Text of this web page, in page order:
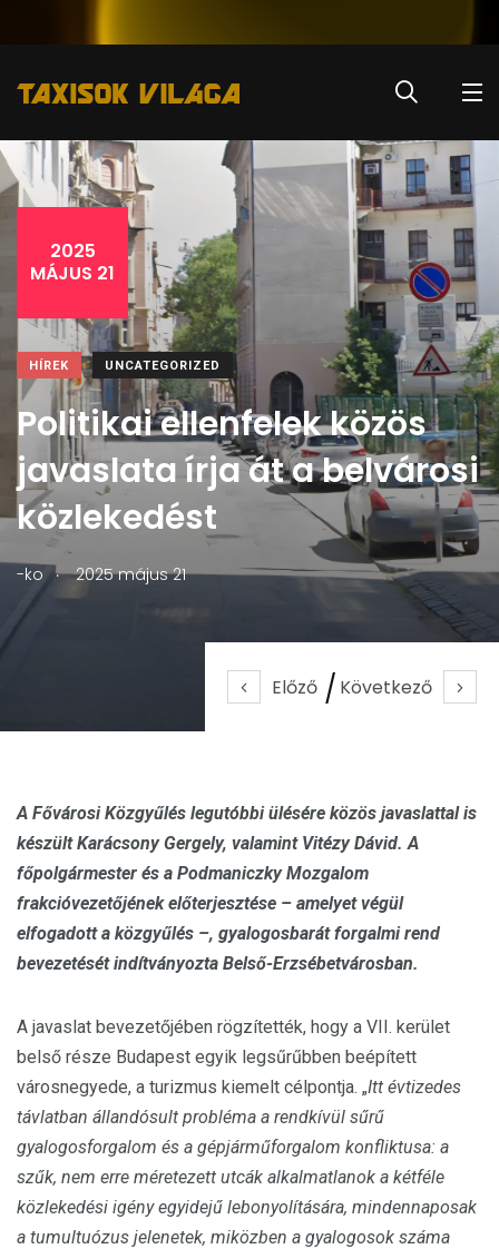
Előző Következő
2025
MÁJUS 21
HÍREK UNCATEGORIZED
Politikai ellenfelek közös
javaslata írja át a belvárosi
közlekedést
-ko . 2025 május 21
A Fővárosi Közgyűlés legutóbbi ülésére közös javaslattal is
készült Karácsony Gergely, valamint Vitézy Dávid. A
főpolgármester és a Podmaniczky Mozgalom
frakcióvezetőjének előterjesztése – amelyet végül
elfogadott a közgyűlés –, gyalogosbarát forgalmi rend
bevezetését indítványozta Belső-Erzsébetvárosban.
A javaslat bevezetőjében rögzítették, hogy a VII. kerület
belső része Budapest egyik legsűrűbben beépített
városnegyede, a turizmus kiemelt célpontja. „Itt évtizedes
távlatban állandósult probléma a rendkívül sűrű
gyalogosforgalom és a gépjárműforgalom konfliktusa: a
szűk, nem erre méretezett utcák alkalmatlanok a kétféle
közlekedési igény egyidejű lebonyolítására, mindennaposak
a tumultuózus jelenetek, miközben a gyalogosok száma